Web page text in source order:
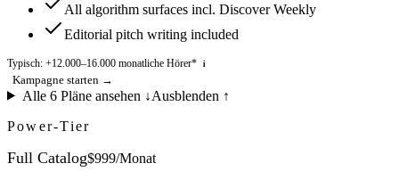
All algorithm surfaces incl. Discover Weekly
Editorial pitch writing included
Typisch: +12.000–16.000 monatliche Hörer* i
Kampagne starten →
Alle 6 Pläne ansehen ↓Ausblenden ↑
Power-Tier
Full Catalog$999/Monat